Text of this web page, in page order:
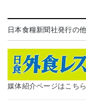
日本食糧新聞社発行の
媒体紹介ページはこちら